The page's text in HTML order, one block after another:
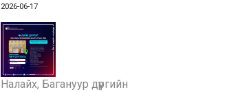
2026-06-17
Налайх, Багануур дүүргийн